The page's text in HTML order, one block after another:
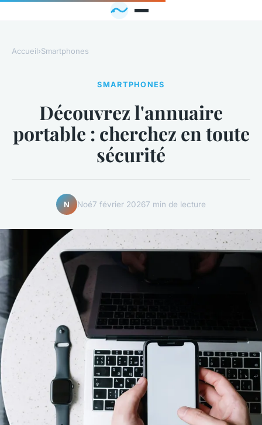
Accueil›Smartphones
SMARTPHONES
Découvrez l'annuaire
portable : cherchez en toute
sécurité
N Noé7 février 20267 min de lecture